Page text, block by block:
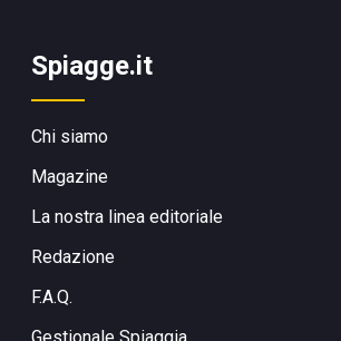
Spiagge.it
Chi siamo
Magazine
La nostra linea editoriale
Redazione
F.A.Q.